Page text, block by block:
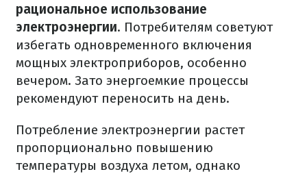
рациональное использование
электроэнергии. Потребителям советуют
избегать одновременного включения
мощных электроприборов, особенно
вечером. Зато энергоемкие процессы
рекомендуют переносить на день.
Потребление электроэнергии растет
пропорционально повышению
температуры воздуха летом, однако